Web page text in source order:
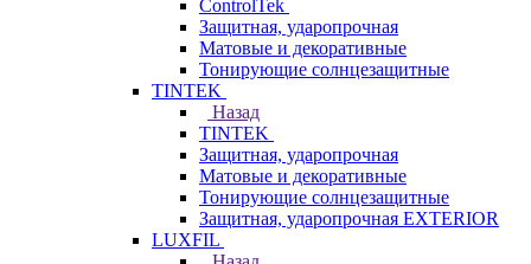
ControlTek
Защитная, ударопрочная
Матовые и декоративные
Тонирующие солнцезащитные
TINTEK
Назад
TINTEK
Защитная, ударопрочная
Матовые и декоративные
Тонирующие солнцезащитные
Защитная, ударопрочная EXTERIOR
LUXFIL